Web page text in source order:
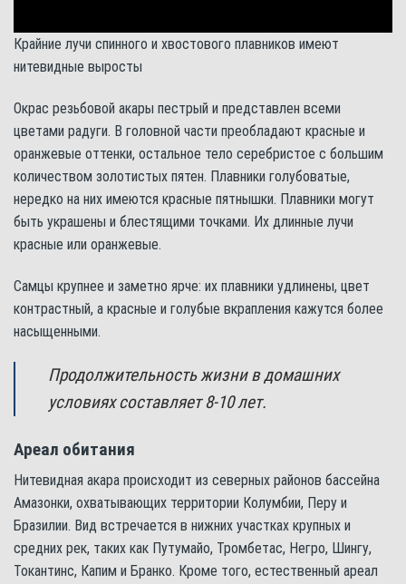
Крайние лучи спинного и хвостового плавников имеют
нитевидные выросты
Окрас резьбовой акары пестрый и представлен всеми
цветами радуги. В головной части преобладают красные и
оранжевые оттенки, остальное тело серебристое с большим
количеством золотистых пятен. Плавники голубоватые,
нередко на них имеются красные пятнышки. Плавники могут
быть украшены и блестящими точками. Их длинные лучи
красные или оранжевые.
Самцы крупнее и заметно ярче: их плавники удлинены, цвет
контрастный, а красные и голубые вкрапления кажутся более
насыщенными.
Продолжительность жизни в домашних
условиях составляет 8-10 лет.
Ареал обитания
Нитевидная акара происходит из северных районов бассейна
Амазонки, охватывающих территории Колумбии, Перу и
Бразилии. Вид встречается в нижних участках крупных и
средних рек, таких как Путумайо, Тромбетас, Негро, Шингу,
Токантинс, Капим и Бранко. Кроме того, естественный ареал